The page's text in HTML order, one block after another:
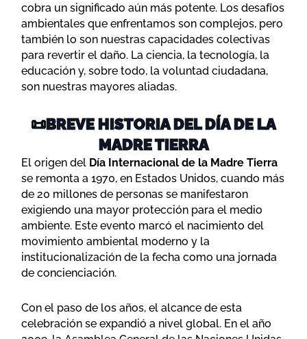
cobra un significado aún más potente. Los desafíos
ambientales que enfrentamos son complejos, pero
también lo son nuestras capacidades colectivas
para revertir el daño. La ciencia, la tecnología, la
educación y, sobre todo, la voluntad ciudadana,
son nuestras mayores aliadas.
📜BREVE HISTORIA DEL DÍA DE LA
MADRE TIERRA
El origen del Día Internacional de la Madre Tierra
se remonta a 1970, en Estados Unidos, cuando más
de 20 millones de personas se manifestaron
exigiendo una mayor protección para el medio
ambiente. Este evento marcó el nacimiento del
movimiento ambiental moderno y la
institucionalización de la fecha como una jornada
de concienciación.
Con el paso de los años, el alcance de esta
celebración se expandió a nivel global. En el año